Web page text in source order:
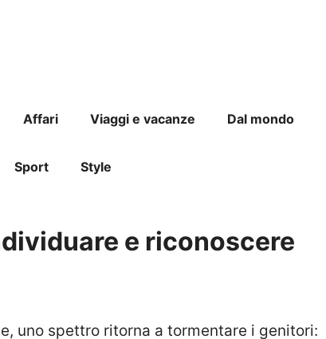
Affari Viaggi e vacanze Dal mondo
Sport Style
e riconoscere
uno spettro ritorna a tormentare i genitori: